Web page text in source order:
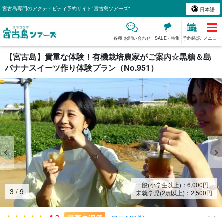
宮古島専門のアクティビティ予約サイト"宮古島ツアーズ" 日本語
各種 お問い合わせ SALE・特集 予約確認 メニュー
【宮古島】貴重な体験！有機栽培農家がご案内☆黒糖＆島
バナナスイーツ作り体験プラン（No.951）
4 / 9
一般(小学生以上)： 6,000円
未就学児(2歳以上)： 2,500円